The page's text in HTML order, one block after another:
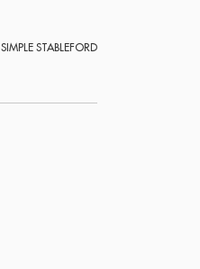
SIMPLE STABLEFORD